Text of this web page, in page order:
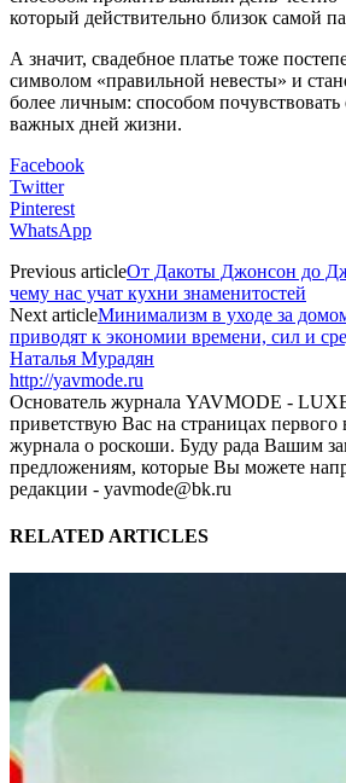
который действительно близок самой
А значит, свадебное платье тоже
символом «правильной невесты» и
более личным: способом почувствовать
важных дней жизни.
Facebook
Twitter
Pinterest
WhatsApp
Previous articleОт Дакоты Джонсон до
чему нас учат кухни знаменитостей
Next articleМинимализм в уходе за
приводят к экономии времени, сил и
Наталья Мурадян
http://yavmode.ru
Основатель журнала YAVMODE -
приветствую Вас на страницах
журнала о роскоши. Буду рада Вашим
предложениям, которые Вы можете
редакции - yavmode@bk.ru
RELATED ARTICLES